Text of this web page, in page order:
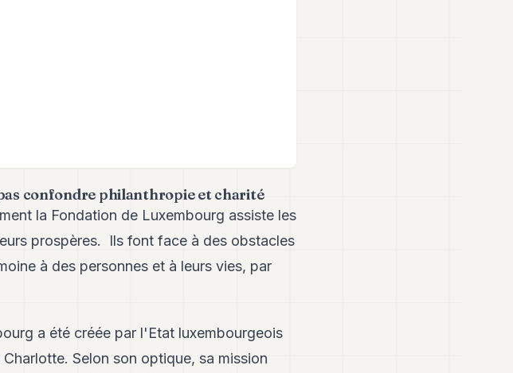
confondre philanthropie et charité
la Fondation de Luxembourg assiste les
prospères. Ils font face à des obstacles
à des personnes et à leurs vies, par
a été créée par l'Etat luxembourgeois
Selon son optique, sa mission